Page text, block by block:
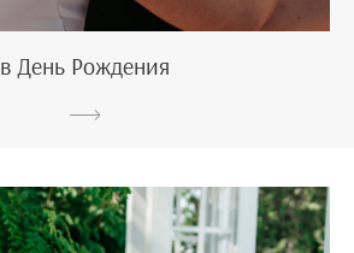
в День Рождения